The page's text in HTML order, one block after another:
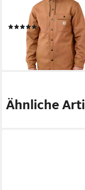
Hemdjacke Wind & Rain
Bonded Shirt Jac (1-St)
(2)
113,78 € UVP 129,99 €
lieferbar - in 2-3 Werktagen
Ähnliche